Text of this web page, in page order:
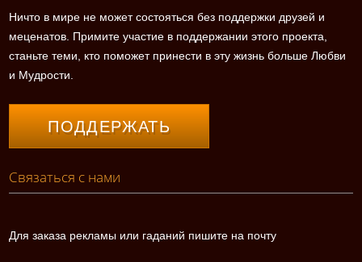
Ничто в мире не может состояться без поддержки друзей и
меценатов. Примите участие в поддержании этого проекта,
станьте теми, кто поможет принести в эту жизнь больше Любви
и Мудрости.
ПОДДЕРЖАТЬ
Связаться с нами
Для заказа рекламы или гаданий пишите на почту